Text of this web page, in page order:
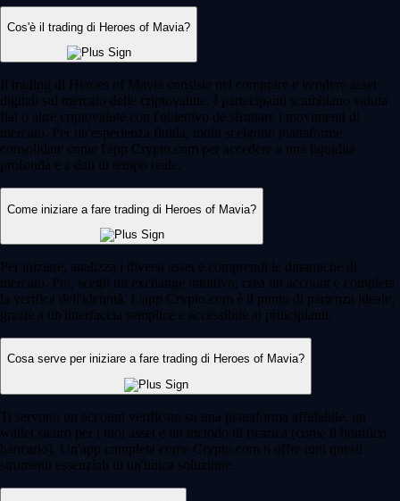
Cos'è il trading di Heroes of Mavia?
Il trading di Heroes of Mavia consiste nel comprare e vendere asset
digitali sul mercato delle criptovalute. I partecipanti scambiano valuta
fiat o altre criptovalute con l'obiettivo de sfruttare i movimenti di
mercato. Per un'esperienza fluida, molti scelgono piattaforme
consolidate come l'app Crypto.com per accedere a una liquidità
profonda e a dati in tempo reale.
Come iniziare a fare trading di Heroes of Mavia?
Per iniziare, analizza i diversi asset e comprendi le dinamiche di
mercato. Poi, scegli un exchange intuitivo, crea un account e completa
la verifica dell'identità. L'app Crypto.com è il punto di partenza ideale,
grazie a un'interfaccia semplice e accessibile ai principianti.
Cosa serve per iniziare a fare trading di Heroes of Mavia?
Ti servono un account verificato su una piattaforma affidabile, un
wallet sicuro per i tuoi asset e un metodo di ricarica (come il bonifico
bancario). Un'app completa come Crypto.com ti offre tutti questi
strumenti essenziali in un'unica soluzione.